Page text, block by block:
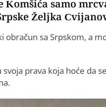
Komšića samo
Željka
obračun sa Srpskom, a
prava koja hoće da